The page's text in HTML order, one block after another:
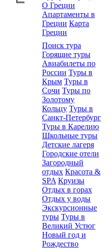
О Греции
Апартаменты в
Греции Карта
Греции
Поиск тура
Горящие туры
Авиабилеты по
России Туры в
Крым Туры в
Сочи Туры по
Золотому
Кольцу Туры в
Санкт-Петербург
Туры в Карелию
Школьные туры
Детские лагеря
Городские отели
Загородный
отдых Красота &
SPA Круизы
Отдых в горах
Отдых у воды
Экскурсионные
туры Туры в
Великий Устюг
Новый год и
Рождество